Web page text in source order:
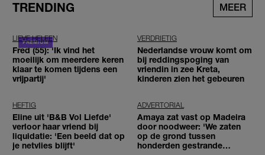
TRENDING MEER
LIEVE HELEEN
Fred (55): 'Ik vind het
moeilijk om meerdere keren
klaar te komen tijdens een
vrijpartij'
VERDRIETIG
Nederlandse vrouw komt om
bij reddingspoging van
vriendin in zee Kreta,
kinderen zien het gebeuren
HEFTIG
Eline uit 'B&B Vol Liefde'
verloor haar vriend bij
liquidatie: 'Een beeld dat op
je netvlies blijft'
ADVERTORIAL
Amaya zat vast op Madeira
door noodweer: 'We zaten
op de grond tussen
honderden gestrande